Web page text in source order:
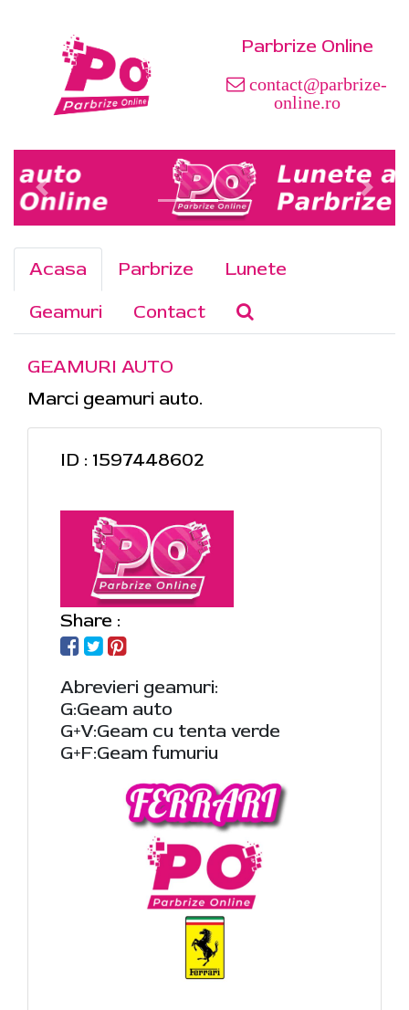
Parbrize Online
contact@parbrize-
online.ro
Acasa Parbrize
Lunete
Geamuri
Contact
GEAMURI AUTO
Marci geamuri auto.
ID : 1597448602
Share :
Abrevieri geamuri:
G:Geam auto
G+V:Geam cu tenta verde
G+F:Geam fumuriu